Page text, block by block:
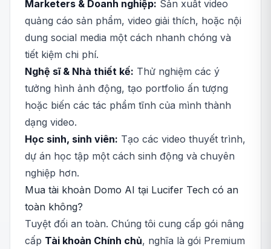
Marketers & Doanh nghiệp: Sản xuất video
quảng cáo sản phẩm, video giải thích, hoặc nội
dung social media một cách nhanh chóng và
tiết kiệm chi phí.
Nghệ sĩ & Nhà thiết kế: Thử nghiệm các ý
tưởng hình ảnh động, tạo portfolio ấn tượng
hoặc biến các tác phẩm tĩnh của mình thành
dạng video.
Học sinh, sinh viên: Tạo các video thuyết trình,
dự án học tập một cách sinh động và chuyên
nghiệp hơn.
Mua tài khoản Domo AI tại Lucifer Tech có an
toàn không?
Tuyệt đối an toàn. Chúng tôi cung cấp gói nâng
cấp Tài khoản Chính chủ, nghĩa là gói Premium